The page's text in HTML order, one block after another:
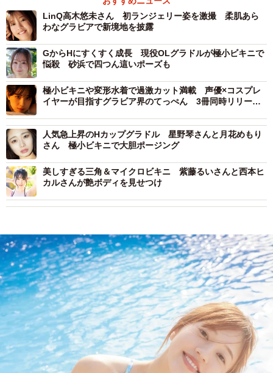
LinQ高木悠未さん 初ランジェリー姿を激撮 柔肌あら
わなグラビアで新境地を披露
GからHにすくすく成長 現役OLグラドルが極小ビキニで
悩殺 砂浜で四つん這いポーズも
極小ビキニや変形水着で過激カット満載 声優×コスプレ
イヤーが目指すグラビア界のてっぺん 3冊同時リリー
人気急上昇のHカップグラドル 星野琴さんと月花めもり
さん 極小ビキニで大胆ポージング
美しすぎる三角＆マイクロビキニ 紫藤るいさんと西本ヒ
カルさんが艶ボディを見せつけ